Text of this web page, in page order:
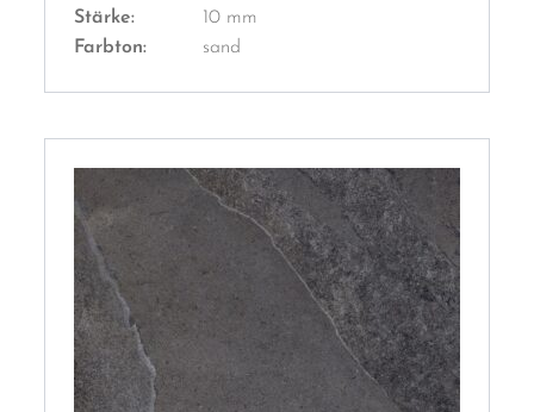
Stärke:
10 mm
Farbton:
sand